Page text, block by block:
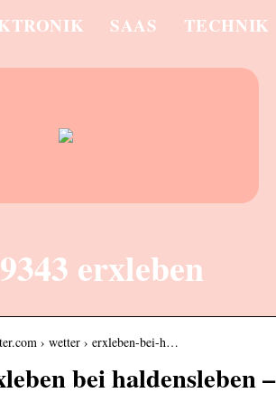
SAAS TECHNIK
erxleben
› wetter › erxleben-bei-h…
bei haldensleben